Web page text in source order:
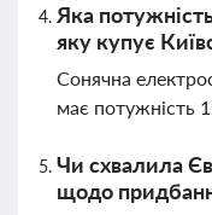
Яка
яку купує
Сонячна
має потужність
Чи схвалила
щодо